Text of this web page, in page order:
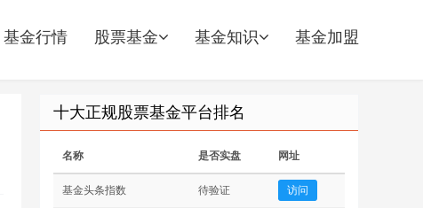
基金行情 股票基金 基金知识 基金加盟
十大正规股票基金平台排名
名称 是否实盘 网址
基金头条指数 待验证 访问